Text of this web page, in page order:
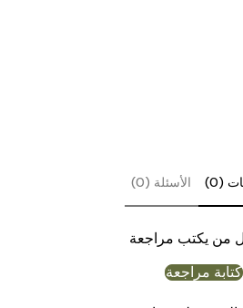
(0) الأسئلة (0)
من يكتب مراجعة
كتابة مراجعة